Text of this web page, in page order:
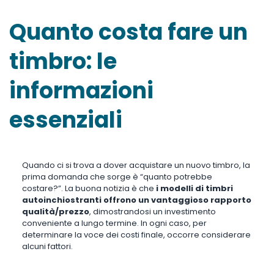
Quanto costa fare un
timbro: le
informazioni
essenziali
Quando ci si trova a dover acquistare un nuovo timbro, la
prima domanda che sorge è “quanto potrebbe
costare?”. La buona notizia è che i modelli di timbri
autoinchiostranti offrono un vantaggioso rapporto
qualità/prezzo, dimostrandosi un investimento
conveniente a lungo termine. In ogni caso, per
determinare la voce dei costi finale, occorre considerare
alcuni fattori.